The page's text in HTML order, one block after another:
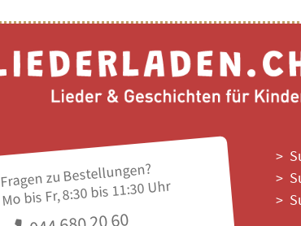
Fragen zu Bestellungen?
Mo bis Fr, 8:30 bis 11:30 Uhr